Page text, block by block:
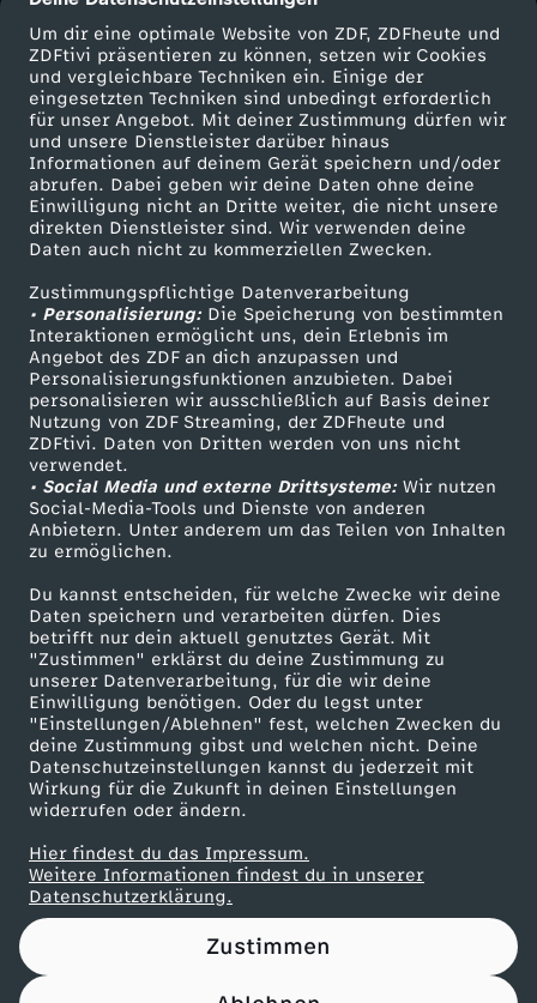
Um dir eine optimale Website von ZDF, ZDFheute und
ZDFtivi präsentieren zu können, setzen wir Cookies
und vergleichbare Techniken ein. Einige der
eingesetzten Techniken sind unbedingt erforderlich
für unser Angebot. Mit deiner Zustimmung dürfen wir
und unsere Dienstleister darüber hinaus
Informationen auf deinem Gerät speichern und/oder
abrufen. Dabei geben wir deine Daten ohne deine
Einwilligung nicht an Dritte weiter, die nicht unsere
direkten Dienstleister sind. Wir verwenden deine
Daten auch nicht zu kommerziellen Zwecken.
Zustimmungspflichtige Datenverarbeitung
• Personalisierung:Die Speicherung von bestimmten
Interaktionen ermöglicht uns, dein Erlebnis im
Angebot des ZDF an dich anzupassen und
Personalisierungsfunktionen anzubieten. Dabei
personalisieren wir ausschließlich auf Basis deiner
Nutzung von ZDF Streaming, der ZDFheute und
ZDFtivi. Daten von Dritten werden von uns nicht
verwendet.
• Social Media und externe Drittsysteme:Wir nutzen
Social-Media-Tools und Dienste von anderen
Anbietern. Unter anderem um das Teilen von Inhalten
zu ermöglichen.
Du kannst entscheiden, für welche Zwecke wir deine
Daten speichern und verarbeiten dürfen. Dies
betrifft nur dein aktuell genutztes Gerät. Mit
"Zustimmen" erklärst du deine Zustimmung zu
unserer Datenverarbeitung, für die wir deine
Einwilligung benötigen. Oder du legst unter
"Einstellungen/Ablehnen" fest, welchen Zwecken du
deine Zustimmung gibst und welchen nicht. Deine
Datenschutzeinstellungen kannst du jederzeit mit
Wirkung für die Zukunft in deinen Einstellungen
widerrufen oder ändern.
Hier findest du das Impressum.
Weitere Informationen findest du in unserer
Datenschutzerklärung.
Zustimmen
c
h
u
l
d
e
n
k
r
i
s
e
Mehr ZDF
ZDF-Apps
Smart TV
ZDFtext
Livestreams
Sendungen A-Z
TV-Programm
Service
ZDFmitreden
Kontakt zum ZDF
Tickets
Zuschauerservice
Hilfe
ZDF Unternehmen
Karriere
ZDF goes Schule
Werbefernsehen
Mainzelmännchen
Partner